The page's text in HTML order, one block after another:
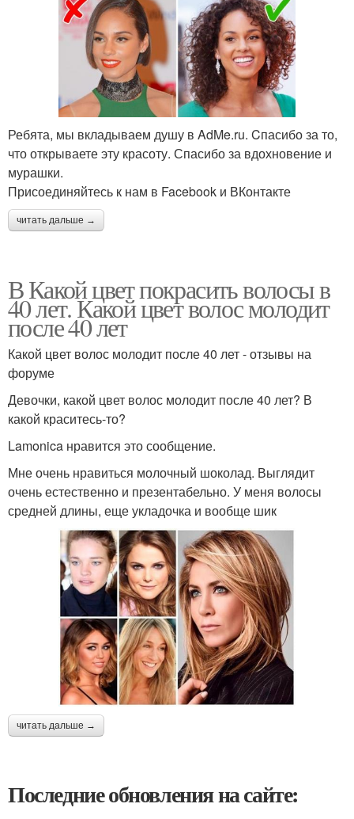
Ребята, мы вкладываем душу в AdMe.ru. Cпасибо за то,
что открываете эту красоту. Спасибо за вдохновение и
мурашки.
Присоединяйтесь к нам в Facebook и ВКонтакте
читать дальше →
В Какой цвет покрасить волосы в
40 лет. Какой цвет волос молодит
после 40 лет
Какой цвет волос молодит после 40 лет - отзывы на
форуме
Девочки, какой цвет волос молодит после 40 лет? В
какой краситесь-то?
Lamonica нравится это сообщение.
Мне очень нравиться молочный шоколад. Выглядит
очень естественно и презентабельно. У меня волосы
средней длины, еще укладочка и вообще шик
читать дальше →
Последние обновления на сайте: